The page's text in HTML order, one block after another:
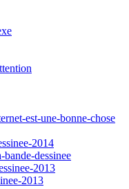
est-une-bonne-chose
2014
bande-dessinee
2013
2013